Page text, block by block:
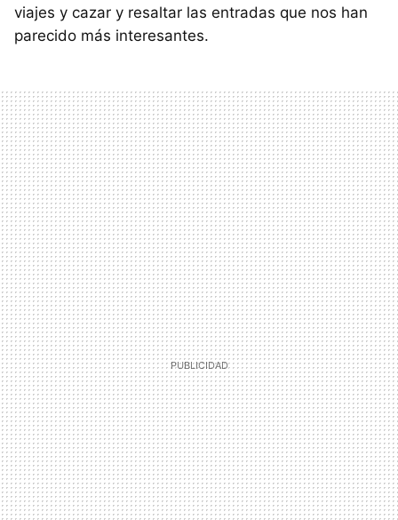
viajes y cazar y resaltar las entradas que nos han
parecido más interesantes.